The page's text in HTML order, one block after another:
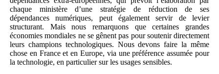
chaque ministère d’une stratégie de réduction de ses
dépendances numériques, peut également servir de levier
structurant. Mais nous remarquons que certaines grandes
économies mondiales ne se gênent pas pour soutenir directement
leurs champions technologiques. Nous devons faire la même
chose en France et en Europe, via une préférence assumée pour
la technologie, en particulier sur les usages sensibles.